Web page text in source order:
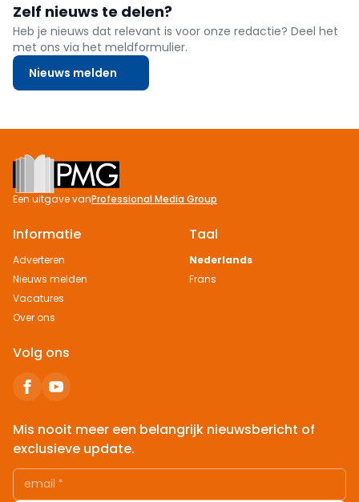
Zelf nieuws te delen?
Heb je nieuws dat relevant is voor onze redactie? Deel het
met ons via het meldformulier.
Nieuws melden
Footer
Een uitgave vanProfessional Media Group
Informatie
Adverteren
Nieuws melden
Vacatures
Over ons
Taal
Nederlands
Frans
Volg ons
Mis nooit meer een belangrijk nieuwsbericht of
exclusieve update.
email *